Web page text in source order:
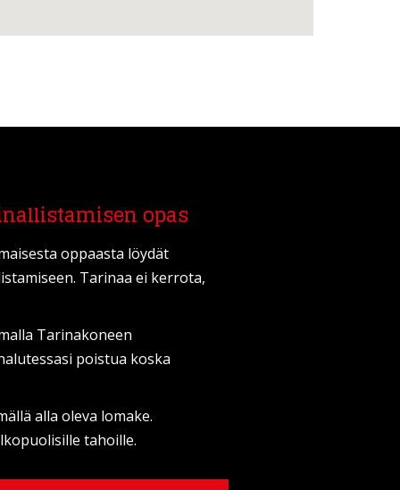
opas
oppaasta löydät
Tarinaa ei kerrota,
Tarinakoneen
poistua koska
alla oleva lomake.
tahoille.